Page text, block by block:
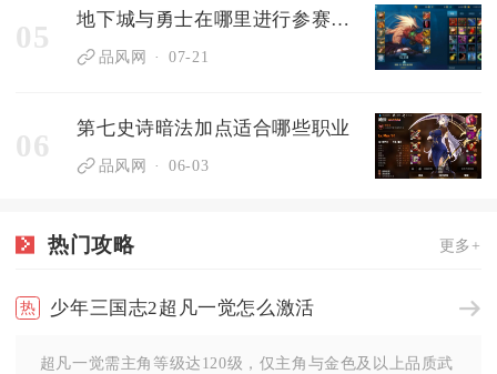
05 地下城与勇士在哪里进行参赛者筛选
品风网 07-21
06 第七史诗暗法加点适合哪些职业
品风网 06-03
热门攻略 更多+
少年三国志2超凡一觉怎么激活
超凡一觉需主角等级达120级，仅主角与金色及以上品质武